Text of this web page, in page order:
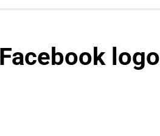
Facebook logo